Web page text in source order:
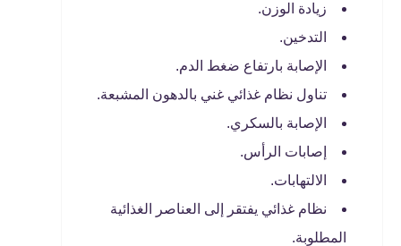
زيادة الوزن.
التدخين.
الإصابة بارتفاع ضغط الدم.
تناول نظام غذائي غني بالدهون المشبعة.
الإصابة بالسكري.
إصابات الرأس.
الالتهابات.
نظام غذائي يفتقر إلى العناصر الغذائية
المطلوبة.